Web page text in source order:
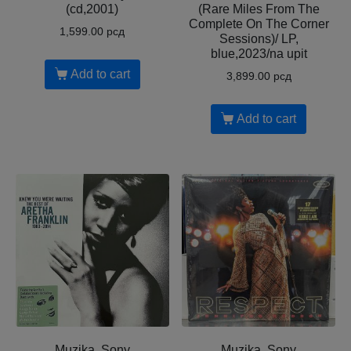
(cd,2001)
1,599.00 рсд
Add to cart
(Rare Miles From The
Complete On The Corner
Sessions)/ LP,
blue,2023/na upit
3,899.00 рсд
Add to cart